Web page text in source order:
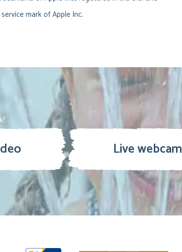
mark of Apple Inc.
Live webcam